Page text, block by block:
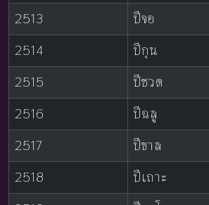
2513
ปีจอ
2514
ปีกุน
2515
ปีชวด
2516
ปีฉลู
2517
ปีขาล
2518
ปีเถาะ